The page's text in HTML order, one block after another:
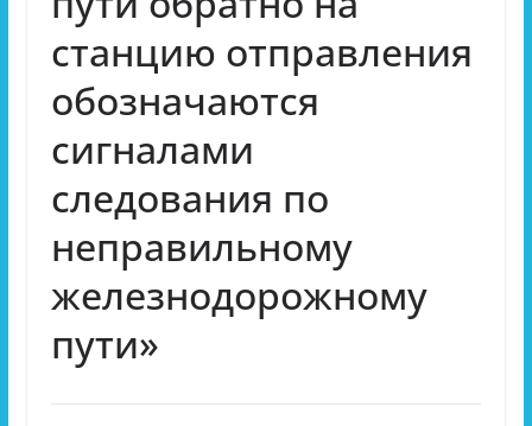
станцию отправления
обозначаются
сигналами
следования по
неправильному
железнодорожному
пути»